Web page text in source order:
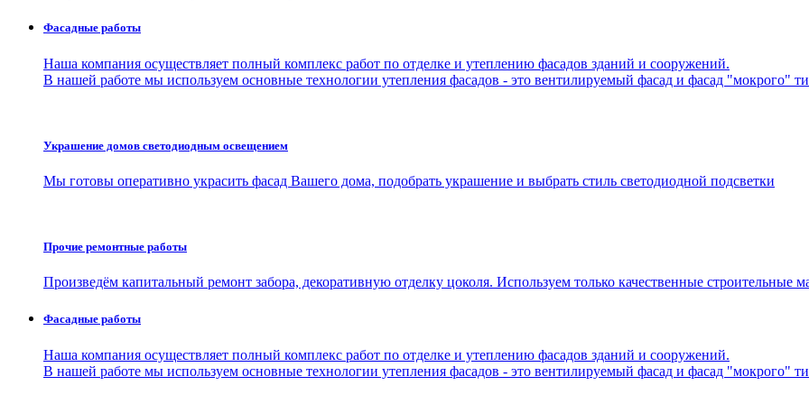
Фасадные работы
Наша компания осуществляет полный комплекс работ по отделке и утеплению фасадов зданий и сооружений.
В нашей работе мы используем основные технологии утепления фасадов - это вентилируемый фасад и фасад "мокрого"
Украшение домов светодиодным освещением
Мы готовы оперативно украсить фасад Вашего дома, подобрать украшение и выбрать стиль светодиодной подсветки
Прочие ремонтные работы
Произведём капитальный ремонт забора, декоративную отделку цоколя. Используем только качественные строительные
Фасадные работы
Наша компания осуществляет полный комплекс работ по отделке и утеплению фасадов зданий и сооружений.
В нашей работе мы используем основные технологии утепления фасадов - это вентилируемый фасад и фасад "мокрого"